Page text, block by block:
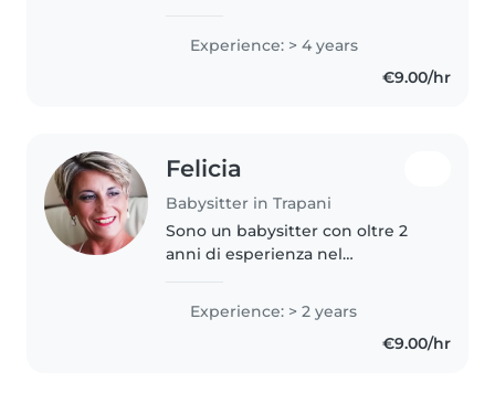
tutte le età. Mi piace disegnare,
leggere e suonare la musica. Ho
Experience: > 4 years
€9.00/hr
Felicia
Babysitter in Trapani
Sono un babysitter con oltre 2
anni di esperienza nel
bambini delle elementari. Sono
Experience: > 2 years
€9.00/hr